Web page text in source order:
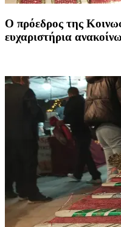
Ο πρόεδρος της
ευχαριστήρια